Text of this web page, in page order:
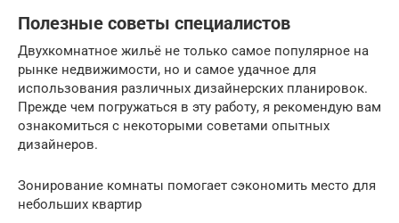
Полезные советы специалистов
Двухкомнатное жильё не только самое популярное на
рынке недвижимости, но и самое удачное для
использования различных дизайнерских планировок.
Прежде чем погружаться в эту работу, я рекомендую вам
ознакомиться с некоторыми советами опытных
дизайнеров.
Зонирование комнаты помогает сэкономить место для
небольших квартир